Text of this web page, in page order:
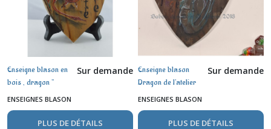
Enseigne blason en
bois , dragon "
Antre Sombre " ,
Sur demande
ENSEIGNES BLASON
PLUS DE DÉTAILS
Enseigne blason
Dragon de l'atelier
de magie ,
Sur demande
ENSEIGNES BLASON
PLUS DE DÉTAILS